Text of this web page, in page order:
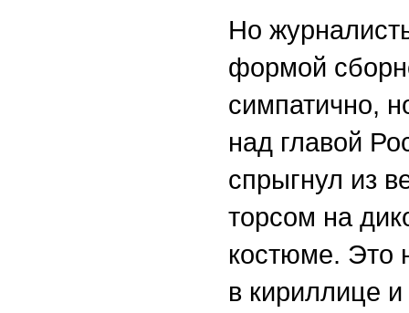
Но
формой
симпатично,
над главой
спрыгнул из
торсом на
костюме. Это
в кириллице